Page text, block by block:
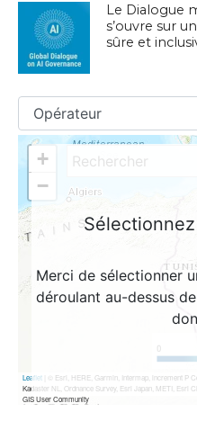
Le Dialogue
s’ouvre sur
sûre et